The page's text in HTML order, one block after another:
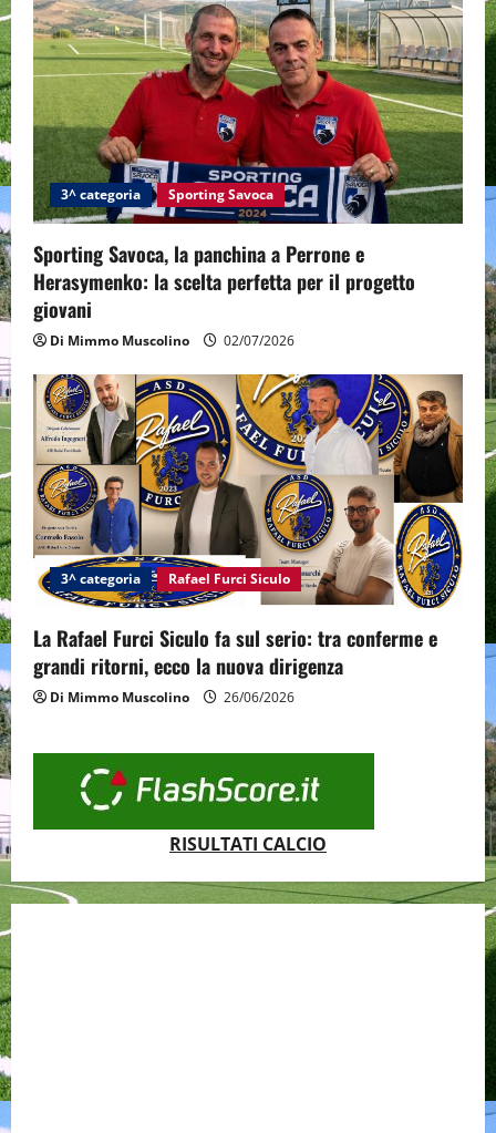
3^ categoria Sporting Savoca
Sporting Savoca, la panchina a Perrone e
Herasymenko: la scelta perfetta per il progetto
giovani
Di Mimmo Muscolino 02/07/2026
3^ categoria Rafael Furci Siculo
La Rafael Furci Siculo fa sul serio: tra conferme e
grandi ritorni, ecco la nuova dirigenza
Di Mimmo Muscolino 26/06/2026
RISULTATI CALCIO